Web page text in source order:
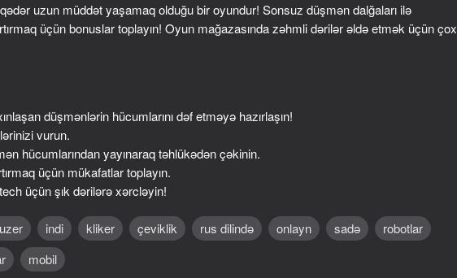
48
Doom forever 2D Memes Hunt
41
uzun müddət yaşamaq olduğu bir oyundur! Sonsuz düşmən dalğaları ilə
üçün bonuslar toplayın! Oyun mağazasında zəhmli dərilər əldə etmək üçün çox
düşmənlərin hücumlarını dəf etməyə hazırlaşın!
vurun.
hücumlarından yayınaraq təhlükədən çəkinin.
üçün mükafatlar toplayın.
üçün şık dərilərə xərcləyin!
indi kliker çeviklik rus dilində onlayn sadə
robotlar
mobil